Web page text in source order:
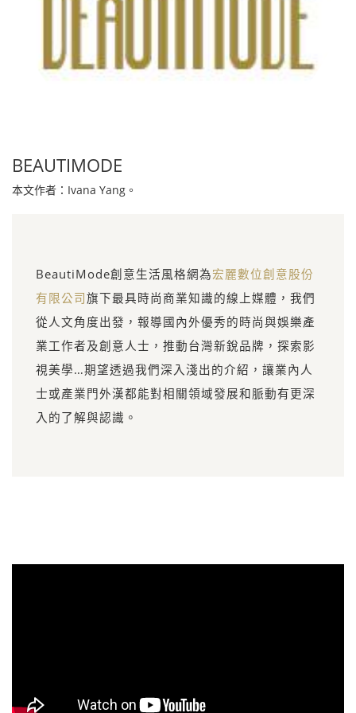
BEAUTIMODE
本文作者：Ivana Yang。
BeautiMode創意生活風格網為宏麗數位創意股份
有限公司旗下最具時尚商業知識的線上媒體，我們
從人文角度出發，報導國內外優秀的時尚與娛樂產
業工作者及創意人士，推動台灣新銳品牌，探索影
視美學…期望透過我們深入淺出的介紹，讓業內人
士或產業門外漢都能對相關領域發展和脈動有更深
入的了解與認識。